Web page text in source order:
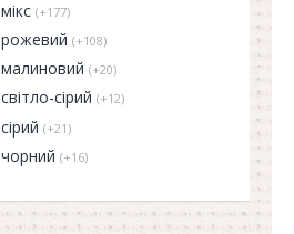
мікс (+177)
рожевий (+108)
малиновий (+20)
світло-сірий (+12)
сірий (+21)
чорний (+16)